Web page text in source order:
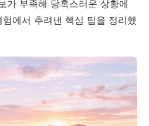
가 부족해 당혹스러운 상황에
에서 추려낸 핵심 팁을 정리했